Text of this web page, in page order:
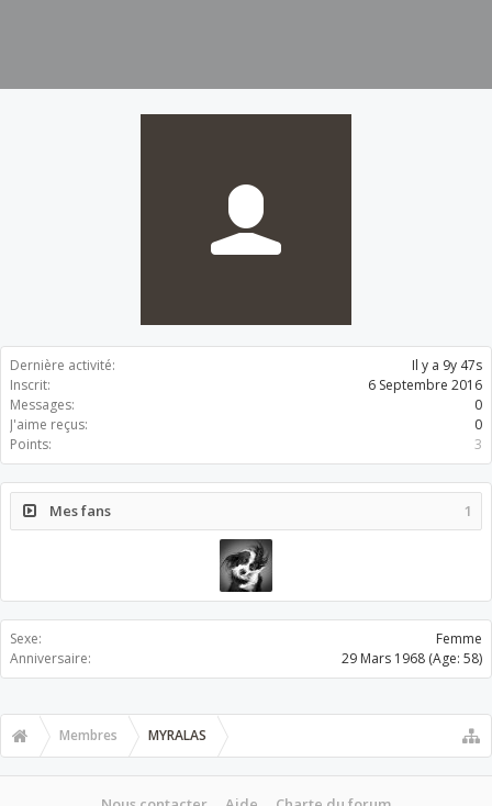
Dernière activité:
Il y a 9y 47s
Inscrit:
6 Septembre 2016
Messages:
0
J'aime reçus:
0
Points:
3
Mes fans 1
Sexe:
Femme
Anniversaire:
29 Mars 1968 (Age: 58)
Membres MYRALAS